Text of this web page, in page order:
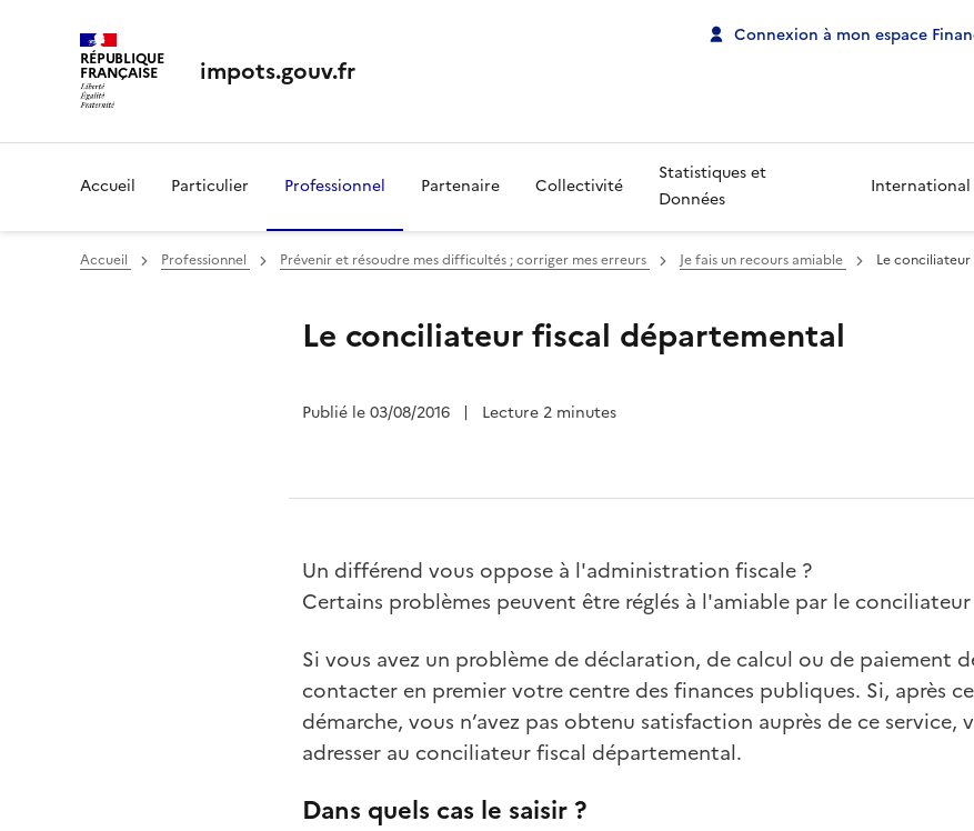
RÉPUBLIQUE
FRANÇAISE impots.gouv.fr
Connexion à mon espace
Accueil Particulier Professionnel Partenaire Collectivité
Statistiques et
Données
International
Accueil Professionnel Prévenir et résoudre mes difficultés ; corriger mes erreurs Je fais un recours amiable Le
Le conciliateur fiscal départemental
Publié le 03/08/2016 | Lecture 2 minutes
Un différend vous oppose à l'administration fiscale ?
Certains problèmes peuvent être réglés à l'amiable par le
Si vous avez un problème de déclaration, de calcul ou de paiement
contacter en premier votre centre des finances publiques. Si, après
démarche, vous n’avez pas obtenu satisfaction auprès de ce service,
adresser au conciliateur fiscal départemental.
Dans quels cas le saisir ?